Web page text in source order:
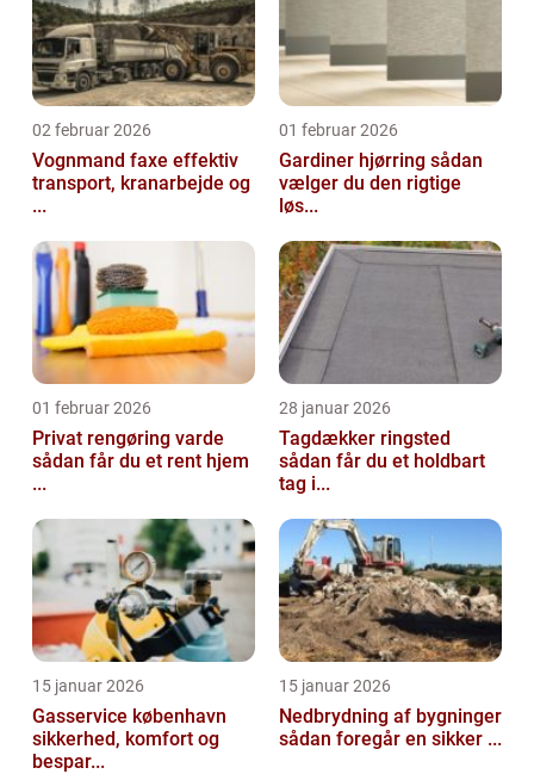
02 februar 2026
Vognmand faxe effektiv
transport, kranarbejde og
...
01 februar 2026
Gardiner hjørring sådan
vælger du den rigtige
løs...
01 februar 2026
Privat rengøring varde
sådan får du et rent hjem
...
28 januar 2026
Tagdækker ringsted
sådan får du et holdbart
tag i...
15 januar 2026
Gasservice københavn
sikkerhed, komfort og
bespar...
15 januar 2026
Nedbrydning af bygninger
sådan foregår en sikker ...